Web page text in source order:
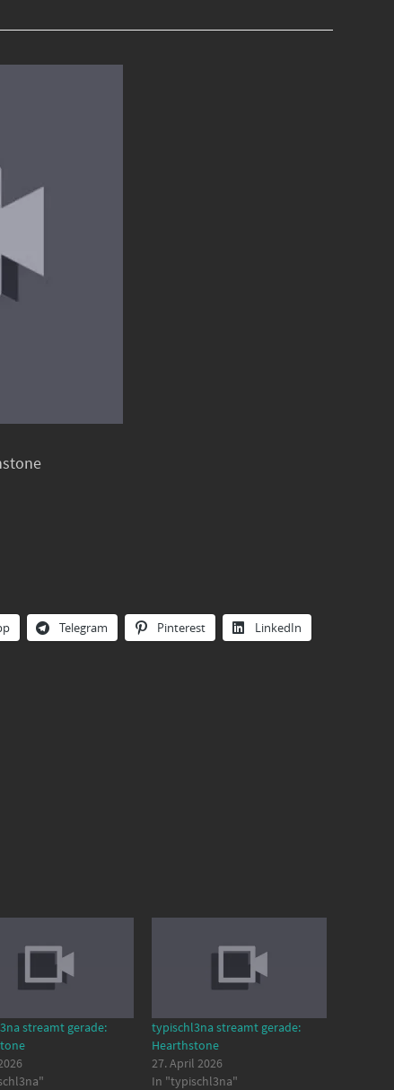
Telegram Pinterest LinkedIn
streamt gerade:
typischl3na streamt gerade:
Hearthstone
27. April 2026
In "typischl3na"